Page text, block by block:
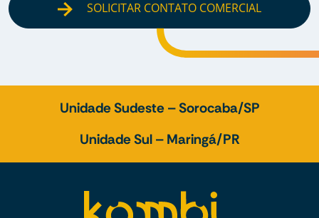
SOLICITAR CONTATO COMERCIAL
Unidade Sudeste – Sorocaba/SP
Unidade Sul – Maringá/PR